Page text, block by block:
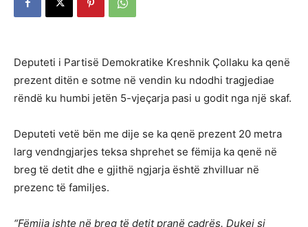
Deputeti i Partisë Demokratike Kreshnik Çollaku ka qenë
prezent ditën e sotme në vendin ku ndodhi tragjediae
rëndë ku humbi jetën 5-vjeçarja pasi u godit nga një skaf.
Deputeti vetë bën me dije se ka qenë prezent 20 metra
larg vendngjarjes teksa shprehet se fëmija ka qenë në
breg të detit dhe e gjithë ngjarja është zhvilluar në
prezenc të familjes.
“Fëmija ishte në breg të detit pranë cadrës. Dukej si